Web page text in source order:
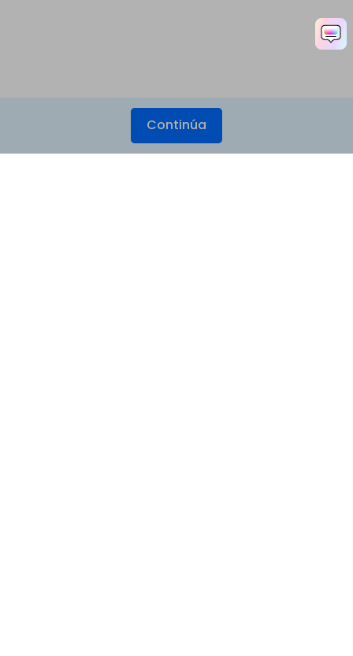
Continúa